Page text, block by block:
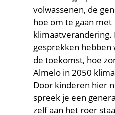
volwassenen, de
hoe om te gaan met
klimaatverandering.
gesprekken
de toekomst, hoe
Almelo in 2050
Door kinderen hier
spreek je een
zelf aan het roer